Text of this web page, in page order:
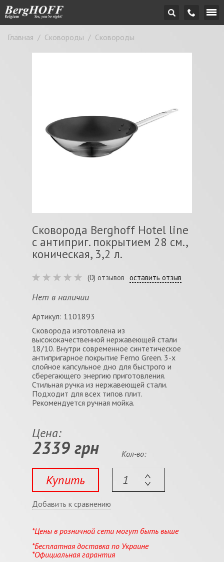
Главная / Сковороды / Сковороды
Сковорода Berghoff Hotel line
с антиприг. покрытием 28 см.,
коническая, 3,2 л.
(0) отзывов оставить отзыв
Нет в наличии
Артикул: 1101893
Сковорода изготовлена из
высококачественной нержавеющей стали
18/10. Внутри современное синтетическое
антипригарное покрытие Ferno Green. 3-х
слойное капсульное дно для быстрого и
сберегающего энергию приготовления.
Стильная ручка из нержавеющей стали.
Подходит для всех типов плит.
Рекомендуется ручная мойка.
Цена:
2339 грн
Купить
Кол-во:
Добавить к сравнению
*Цены в розничной сети могут быть выше
*Бесплатная доставка по Украине
*Официальная гарантия